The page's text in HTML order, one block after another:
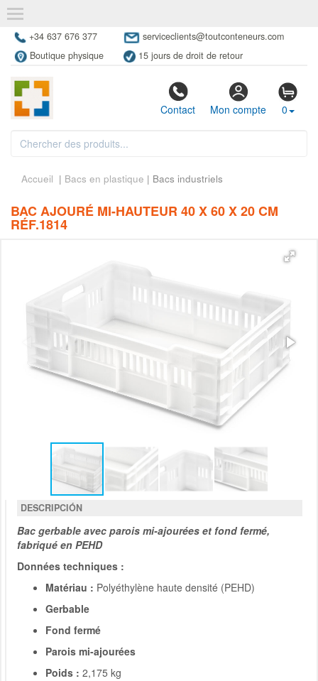
+34 637 676 377
serviceclients@toutconteneurs.com
Boutique physique
15 jours de droit de retour
Contact Mon compte 0
Accueil | Bacs en plastique | Bacs industriels
BAC AJOURÉ MI-HAUTEUR 40 X 60 X 20 CM
RÉF.1814
DESCRIPCIÓN
Bac gerbable avec parois mi-ajourées et fond fermé,
fabriqué en PEHD
Données techniques :
Matériau : Polyéthylène haute densité (PEHD)
Gerbable
Fond fermé
Parois mi-ajourées
Poids : 2,175 kg